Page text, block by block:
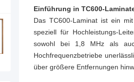
Einführung in TC600-
Das TC600-Laminat ist ein
speziell für Hochleistungs-
sowohl bei 1,8 MHz als
Hochfrequenzbetriebe
über größere Entfernungen